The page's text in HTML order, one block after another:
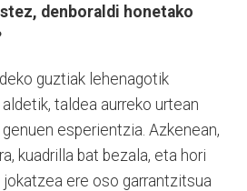
denboraldi honetako
guztiak lehenagotik
taldea aurreko urtean
esperientzia. Azkenean,
kuadrilla bat bezala, eta hori
jokatzea ere oso garrantzitsua